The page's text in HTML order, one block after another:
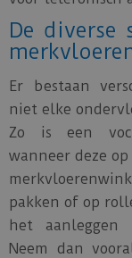
De diverse
Er bestaan
niet elke
Zo is een
wanneer deze
pakken of op
het aanleggen
Neem dan